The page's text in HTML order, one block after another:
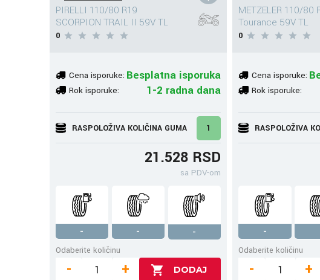
PIRELLI 110/80 R19
SCORPION TRAIL II 59V TL
0
Cena isporuke: Besplatna isporuka
Rok isporuke: 1-2 radna dana
RASPOLOŽIVA KOLIČINA GUMA 1
21.528 RSD
sa PDV-om
- -
-
Odaberite količinu
- +
METZELER 110/80
Tourance 59V TL
0
Cena isporuke:
Rok isporuke:
RASPOLOŽIVA
-
Odaberite količinu
- +